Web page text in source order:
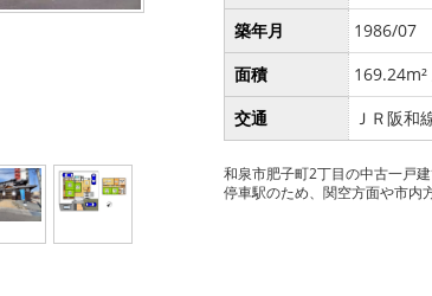
築年月
1986/07
面積
交通
ＪＲ阪和
和泉市肥子町2丁目の中古一戸
停車駅のため、関空方面や市内